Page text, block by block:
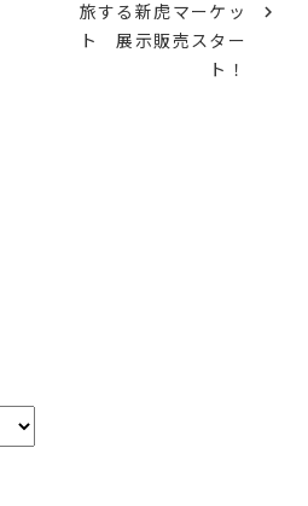
旅する新虎マーケッ
ト 展示販売スター
ト！